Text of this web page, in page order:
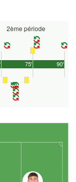
2ème période
90'
75'